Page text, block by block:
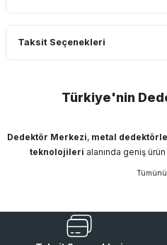
Taksit Seçenekleri
Türkiye'nin
Dedektör Merkezi, metal
teknolojileri alanında geniş
arama dedektörleriveX-Ray
ürünü, doğru fiyatla ve teknik